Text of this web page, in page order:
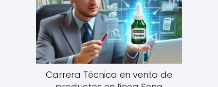
Carrera Técnica en venta de